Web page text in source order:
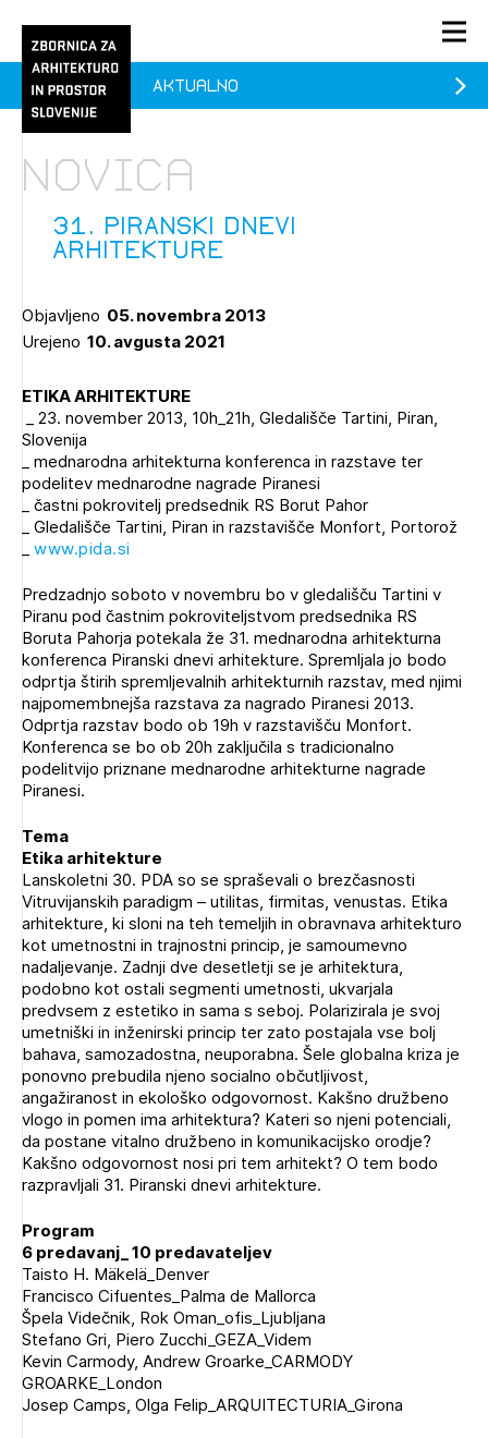
PRIJAVA
Članstvo
Praksa
O ZAPS
1/1
Pozdravljeni
PRIJAVITE SE
REGISTRIRAJTE SE
31. PIRANSKI DNEVI
ARHITEKTURE
Novica
Aktualno
Objavljeno 05. novembra 2013
Urejeno 10. avgusta 2021
ETIKA ARHITEKTURE
_ 23. november 2013, 10h_21h, Gledališče Tartini, Piran,
Slovenija
_ mednarodna arhitekturna konferenca in razstave ter
podelitev mednarodne nagrade Piranesi
_ častni pokrovitelj predsednik RS Borut Pahor
_ Gledališče Tartini, Piran in razstavišče Monfort, Portorož
www.pida.si
Predzadnjo soboto v novembru bo v gledališču Tartini v
Piranu pod častnim pokroviteljstvom predsednika RS
Boruta Pahorja potekala že 31. mednarodna arhitekturna
konferenca Piranski dnevi arhitekture. Spremljala jo bodo
odprtja štirih spremljevalnih arhitekturnih razstav, med njimi
najpomembnejša razstava za nagrado Piranesi 2013.
Odprtja razstav bodo ob 19h v razstavišču Monfort.
Konferenca se bo ob 20h zaključila s tradicionalno
podelitvijo priznane mednarodne arhitekturne nagrade
Piranesi.
Tema
Etika arhitekture
Lanskoletni 30. PDA so se spraševali o brezčasnosti
Vitruvijanskih paradigm – utilitas, firmitas, venustas. Etika
arhitekture, ki sloni na teh temeljih in obravnava arhitekturo
kot umetnostni in trajnostni princip, je samoumevno
nadaljevanje. Zadnji dve desetletji se je arhitektura,
podobno kot ostali segmenti umetnosti, ukvarjala
predvsem z estetiko in sama s seboj. Polarizirala je svoj
umetniški in inženirski princip ter zato postajala vse bolj
bahava, samozadostna, neuporabna. Šele globalna kriza je
ponovno prebudila njeno socialno občutljivost,
angažiranost in ekološko odgovornost. Kakšno družbeno
vlogo in pomen ima arhitektura? Kateri so njeni potenciali,
da postane vitalno družbeno in komunikacijsko orodje?
Kakšno odgovornost nosi pri tem arhitekt? O tem bodo
razpravljali 31. Piranski dnevi arhitekture.
Program
6 predavanj_ 10 predavateljev
Taisto H. Mäkelä_Denver
Francisco Cifuentes_Palma de Mallorca
Špela Videčnik, Rok Oman_ofis_Ljubljana
Stefano Gri, Piero Zucchi_GEZA_Videm
Kevin Carmody, Andrew Groarke_CARMODY
GROARKE_London
Josep Camps, Olga Felip_ARQUITECTURIA_Girona
1/2
Prijava na novičnik
Novičnike. Označite svojo izbiro.
Novičnike vam bomo pošiljali na vaš elektronski naslov.
Mesečni novičnik
Novičnik izobraževanj
Novičnik natečajev
Tedenski novičnik javnih naročil
NAPREJ